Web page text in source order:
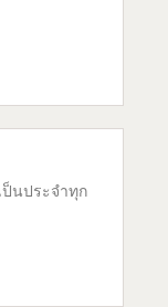
นประจำทุก